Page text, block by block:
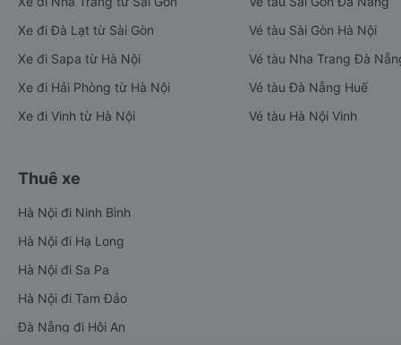
Xe đi Đà Lạt từ Sài Gòn
Xe đi Sapa từ Hà Nội
Xe đi Hải Phòng từ Hà Nội
Xe đi Vinh từ Hà Nội
Vé tàu Sài Gòn Hà Nội
Vé tàu Nha Trang Đà
Vé tàu Đà Nẵng Huế
Vé tàu Hà Nội Vinh
Thuê xe
Hà Nội đi Ninh Bình
Hà Nội đi Hạ Long
Hà Nội đi Sa Pa
Hà Nội đi Tam Đảo
Đà Nẵng đi Hội An